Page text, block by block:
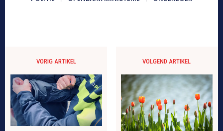
VORIG ARTIKEL VOLGEND ARTIKEL